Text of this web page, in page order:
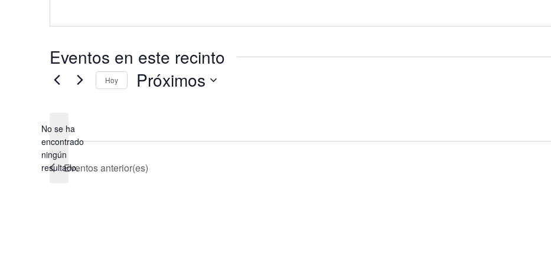
Eventos en este recinto
Aviso
No se ha
encontrado
ningún
resultado.
Hoy Próximos
Eventosanterior(es)